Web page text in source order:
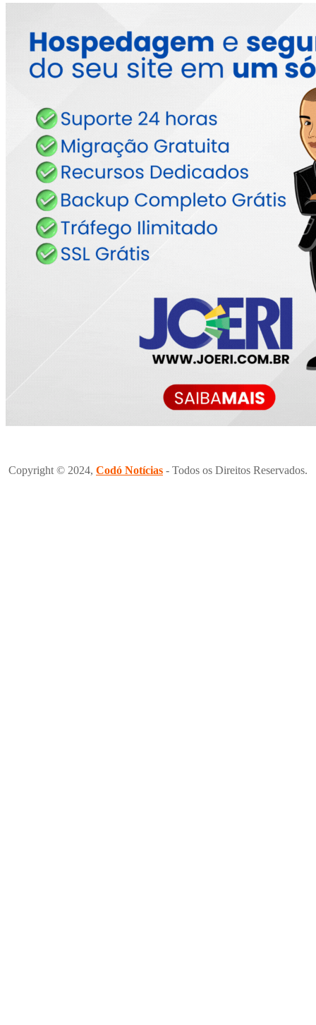
Copyright © 2024, Codó Notícias - Todos os Direitos Reservados.